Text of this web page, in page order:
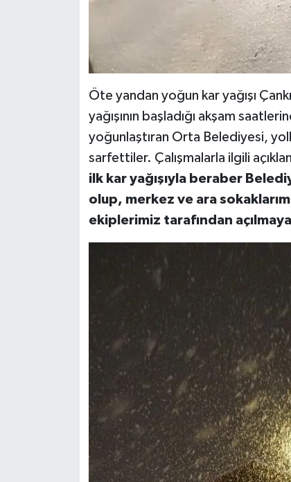
Öte yandan yoğun kar yağışı
yağışının başladığı akşam
yoğunlaştıran Orta Belediyesi,
sarfettiler. Çalışmalarla ilgili
ilk kar yağışıyla beraber
olup, merkez ve ara
ekiplerimiz tarafından